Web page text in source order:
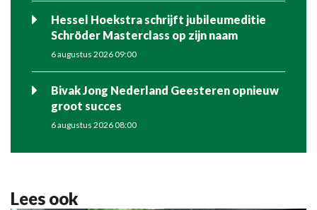
Hessel Hoekstra schrijft jubileumeditie
Schröder Masterclass op zijn naam
6 augustus 2026 09:00
Bivak Jong Nederland Geesteren opnieuw
groot succes
6 augustus 2026 08:00
Lees ook